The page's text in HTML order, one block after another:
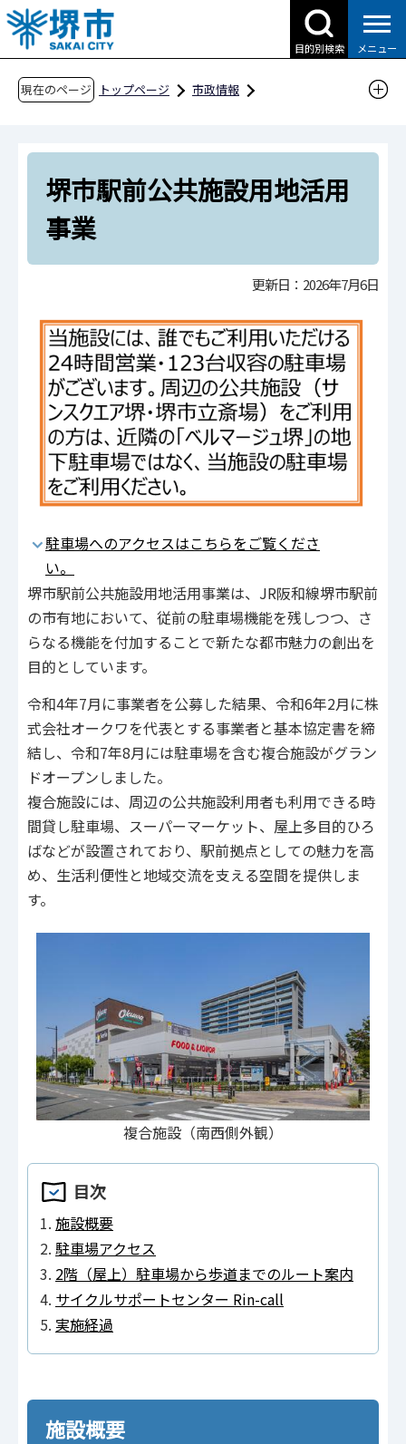
こ
の
ペ
目的別検索 メニュー
現在のページ トップページ
市政情報
堺市駅前公共施設用地活用事業
堺市駅前公共施設用地活用
事業
更新日：2026年7月6日
駐車場へのアクセスはこちらをご覧くださ
い。
堺市駅前公共施設用地活用事業は、JR阪和線堺市駅前
の市有地において、従前の駐車場機能を残しつつ、さ
らなる機能を付加することで新たな都市魅力の創出を
目的としています。
令和4年7月に事業者を公募した結果、令和6年2月に株
式会社オークワを代表とする事業者と基本協定書を締
結し、令和7年8月には駐車場を含む複合施設がグラン
ドオープンしました。
複合施設には、周辺の公共施設利用者も利用できる時
間貸し駐車場、スーパーマーケット、屋上多目的ひろ
ばなどが設置されており、駅前拠点としての魅力を高
め、生活利便性と地域交流を支える空間を提供しま
す。
複合施設（南西側外観）
目次
施設概要
駐車場アクセス
2階（屋上）駐車場から歩道までのルート案内
サイクルサポートセンター Rin-call
実施経過
施設概要